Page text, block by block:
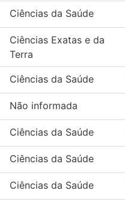
Ciências da Saúde
Ciências Exatas e da
Terra
Ciências da Saúde
Não informada
Ciências da Saúde
Ciências da Saúde
Ciências da Saúde